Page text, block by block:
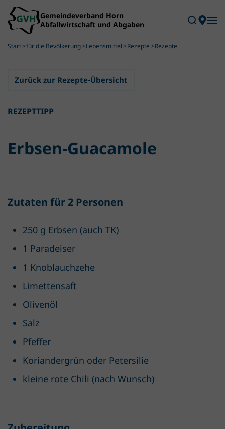
Skip to main content
Start für die Bevölkerung Lebensmittel Rezepte Rezepte
Zurück zur Rezepte-Übersicht
REZEPTTIPP
Erbsen-Guacamole
Zutaten für 2 Personen
250 g Erbsen (auch TK)
1 Paradeiser
1 Knoblauchzehe
Limettensaft
Olivenöl
Salz
Pfeffer
Koriandergrün oder Petersilie
kleine rote Chili (nach Wunsch)